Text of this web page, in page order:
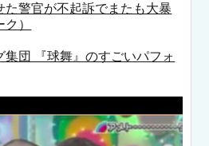
た警官が不起訴でまたも大暴
）
集団 『球舞』のすごいパフォ